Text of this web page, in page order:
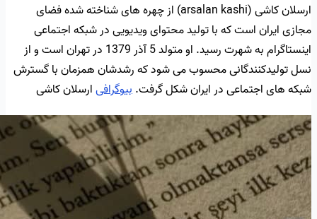
ارسلان کاشی (arsalan kashi) از چهره های شناخته شده فضای
مجازی ایران است که با تولید محتوای ویدیویی در شبکه اجتماعی
اینستاگرام به شهرت رسید. او متولد 5 آذر 1379 در تهران است و از
نسل تولیدکنندگانی محسوب می شود که رشدشان همزمان با گسترش
شبکه های اجتماعی در ایران شکل گرفت.بیوگرافیارسلان کاشی